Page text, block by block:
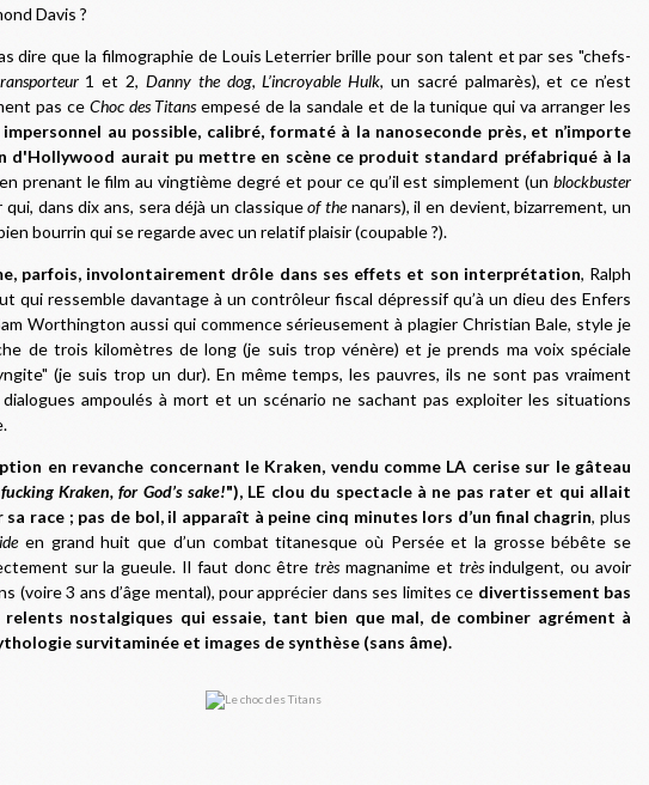
Davis ?
dire que la filmographie de Louis Leterrier brille pour son talent et par ses "chefs-
1 et 2, Danny the dog,L’incroyable Hulk, un sacré palmarès), et ce n’est
pas ce Choc des Titansempesé de la sandale et de la tunique qui va arranger les
impersonnel au possible, calibré, formaté à la nanoseconde près, et n’importe
d'Hollywood aurait pu mettre en scène ce produit standard préfabriqué à la
prenant le film au vingtième degré et pour ce qu’il est simplement (un blockbuster
qui, dans dix ans, sera déjà un classiqueof thenanars), il en devient, bizarrement, un
bourrin qui se regarde avec un relatif plaisir (coupable ?).
parfois, involontairement drôle dans ses effets et son interprétation, Ralph
qui ressemble davantage à un contrôleur fiscal dépressif qu’à un dieu des Enfers
Worthington aussi qui commence sérieusement à plagier Christian Bale, style je
de trois kilomètres de long (je suis trop vénère) et je prends ma voix spéciale
(je suis trop un dur). En même temps, les pauvres, ils ne sont pas vraiment
ampoulés à mort et un scénario ne sachant pas exploiter les situations
en revanche concernant le Kraken, vendu comme LA cerise sur le gâteau
Kraken, for God’s sake!"), LE clou du spectacle à ne pas rater et qui allait
race ; pas de bol, il apparaît à peine cinq minutes lors d’un final chagrin, plus
en grand huit que d’un combat titanesque où Persée et la grosse bébête se
sur la gueule. Il faut donc êtretrèsmagnanime et trèsindulgent, ou avoir
(voire 3 ans d’âge mental), pour apprécier dans ses limites ce divertissement bas
nostalgiques qui essaie, tant bien que mal, de combiner agrément à
survitaminée et images de synthèse (sans âme).